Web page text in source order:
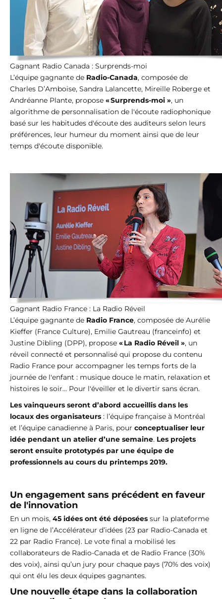
Gagnant Radio Canada : Surprends-moi
L’équipe gagnante de Radio-Canada, composée de
Charles D’Amboise, Sandra Lalancette, Mireille Roberge et
Andréanne Plante, propose « Surprends-moi », un
algorithme de personnalisation de l'écoute radiophonique
basé sur les habitudes d'écoute des auditeurs selon leurs
préférences, leur humeur du moment ainsi que de leur
temps d'écoute disponible.
Gagnant Radio France : La Radio Réveil
L’équipe gagnante de Radio France, composée de Aurélie
Kieffer (France Culture), Emilie Gautreau (franceinfo) et
Justine Dibling (DPP), propose « La Radio Réveil », un
réveil connecté et personnalisé qui propose du contenu
Radio France pour accompagner les temps forts de la
journée de l'enfant : musique douce le matin, relaxation et
histoires le soir… Pour l'éveiller et le divertir sans écran.
Les vainqueurs seront d’abord accueillis dans les
locaux des organisateurs : l’équipe française à Montréal
et l’équipe canadienne à Paris, pour conceptualiser leur
idée pendant un atelier d’une semaine. Les projets
seront ensuite prototypés par une équipe de
professionnels au cours du printemps 2019.
Un engagement sans précédent en faveur
de l'innovation
En un mois, 45 idées ont été déposées sur la plateforme
en ligne de l’Accélérateur d’idées (23 par Radio-Canada et
22 par Radio France). Le vote final a mobilisé les
collaborateurs de Radio-Canada et de Radio France (30%
des voix), ainsi qu’un jury pour chaque pays (70% des voix)
qui ont élu les deux équipes gagnantes.
Une nouvelle étape dans la collaboration